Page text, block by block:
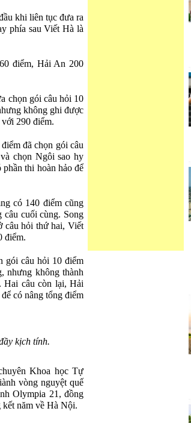
khi liên tục đưa ra
phía sau Viết Hà là
điểm, Hải An 200
chọn gói câu hỏi 10
không ghi được
290 điểm.
đã chọn gói câu
chọn Ngôi sao hy
thi hoàn hảo để
có 140 điểm cũng
cuối cùng. Song
câu hỏi thứ hai, Viết
điểm.
gói câu hỏi 10 điểm
nhưng không thành
Hai câu còn lại, Hải
có nâng tổng điểm
kịch tính.
Khoa học Tự
vòng nguyệt quế
Olympia 21, đồng
kết năm về Hà Nội.